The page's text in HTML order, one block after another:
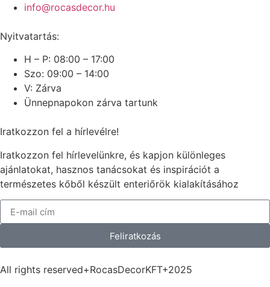
info@rocasdecor.hu
Nyitvatartás:
H – P: 08:00 – 17:00
Szo: 09:00 – 14:00
V: Zárva
Ünnepnapokon zárva tartunk
Iratkozzon fel a hírlevélre!
Iratkozzon fel hírlevelünkre, és kapjon különleges
ajánlatokat, hasznos tanácsokat és inspirációt a
természetes kőből készült enteriőrök kialakításához
Feliratkozás
All rights reserved+RocasDecorKFT+2025